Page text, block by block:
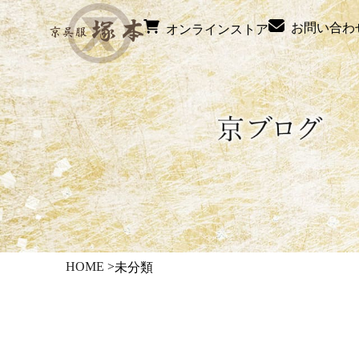
オンラインストア お問い合わ
HOME >未分類